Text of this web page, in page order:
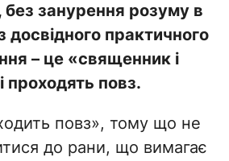
без занурення розуму в
досвідного практичного
– це «священник і
проходять повз.
повз», тому що не
до рани, що вимагає